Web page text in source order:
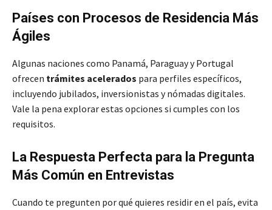
Países con Procesos de Residencia Más
Ágiles
Algunas naciones como Panamá, Paraguay y Portugal
ofrecen trámites acelerados para perfiles específicos,
incluyendo jubilados, inversionistas y nómadas digitales.
Vale la pena explorar estas opciones si cumples con los
requisitos.
La Respuesta Perfecta para la Pregunta
Más Común en Entrevistas
Cuando te pregunten por qué quieres residir en el país, evita